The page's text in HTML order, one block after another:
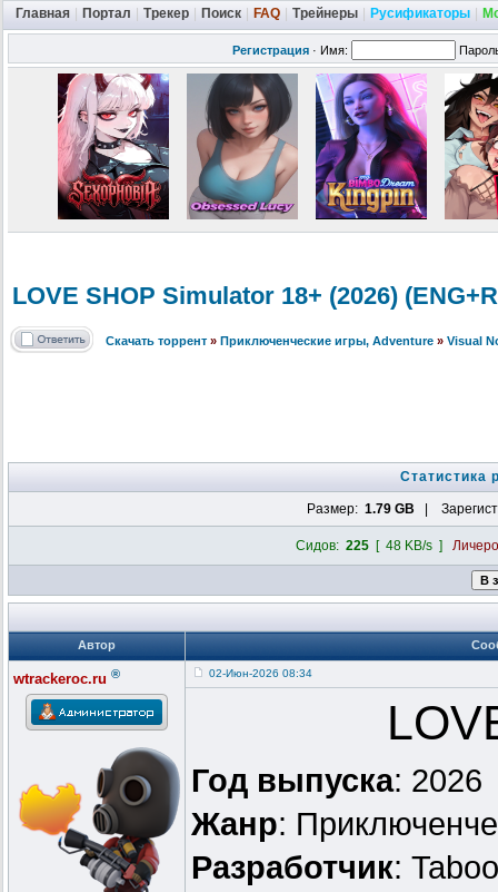
Главная Портал Трекер Поиск FAQ Трейнеры Русификаторы
Регистрация · Имя:
LOVE SHOP Simulator 18+ (2026)
Скачать торрент » Приключенческие игры, Adventure » Visual
Статистика
Размер: 1.79 GB |
Сидов: 225 [ 48 KB/s ]
Автор
wtrackeroc.ru ® 02-Июн-2026 08:34
Год выпуска: 2026
Жанр:
Разработчик: